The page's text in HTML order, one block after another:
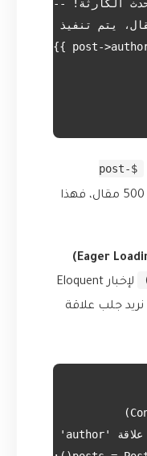
$post-
. إذا كان لديك 500 مقال، فهذا
لإخبار Eloquent